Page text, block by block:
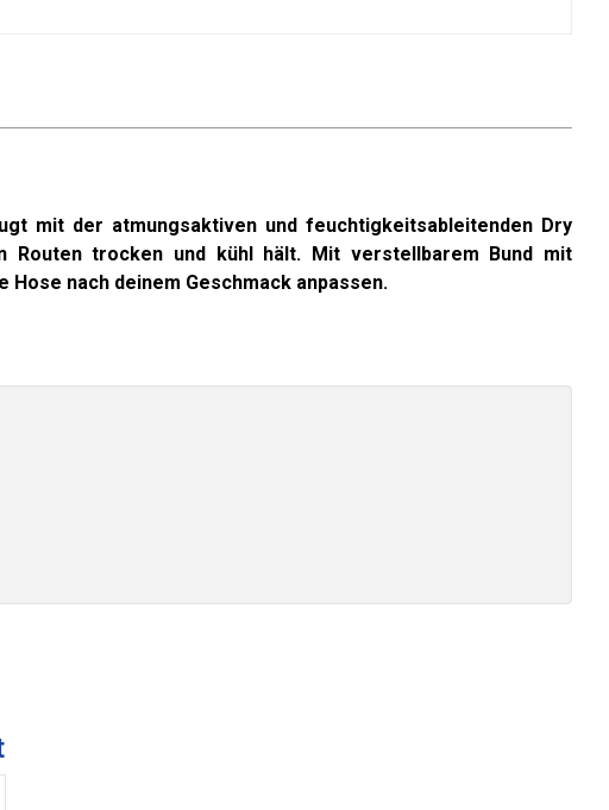
mit der atmungsaktiven und feuchtigkeitsableitenden Dry
Routen trocken und kühl hält. Mit verstellbarem Bund mit
nach deinem Geschmack anpassen.